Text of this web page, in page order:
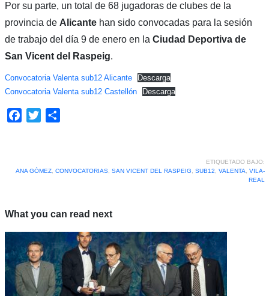
Por su parte, un total de 68 jugadoras de clubes de la
provincia de Alicantehan sido convocadas para la sesión
de trabajo del día 9 de enero en la Ciudad Deportiva de
San Vicent del Raspeig.
Convocatoria Valenta sub12 Alicante
Descarga
Convocatoria Valenta sub12 Castellón
Descarga
Facebook
Twitter
ETIQUETADO BAJO:
ANA GÓMEZ, CONVOCATORIAS, SAN VICENT DEL RASPEIG SUB12 VALENTA
VILA-
REAL
What you can read next